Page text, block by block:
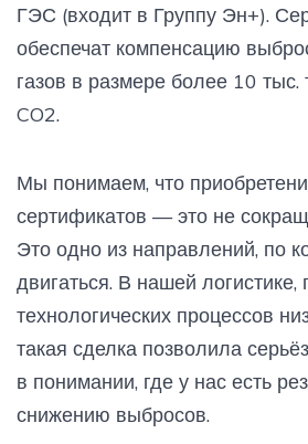
ГЭС (входит в Группу Эн+).
обеспечат компенсацию
газов в размере более 10 тыс.
CO2.
Мы понимаем, что
сертификатов — это не
Это одно из направлений, по
двигаться. В нашей логистике,
технологических процессов
такая сделка позволила
в понимании, где у нас есть
снижению выбросов.